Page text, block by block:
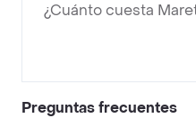
¿Cuánto cuesta
Preguntas frecuentes